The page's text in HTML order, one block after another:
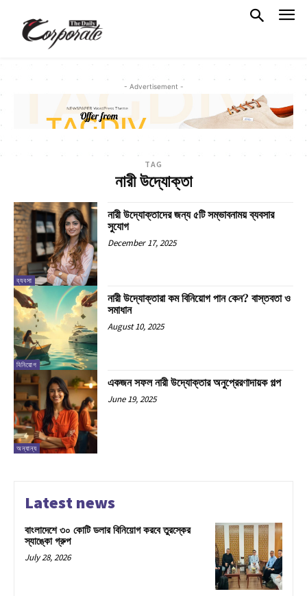
- Advertisement -
TAG
নারী উদ্যোক্তা
ব্যবসা
নারী উদ্যোক্তাদের জন্য ৫টি সম্ভাবনাময় ব্যবসার
সুযোগ
December 17, 2025
বিনিয়োগ
নারী উদ্যোক্তারা কম বিনিয়োগ পান কেন? বাস্তবতা ও
সমাধান
August 10, 2025
অন্যান্য
একজন সফল নারী উদ্যোক্তার অনুপ্রেরণাদায়ক গল্প
June 19, 2025
Latest news
বাংলাদেশে ৩০ কোটি ডলার বিনিয়োগ করবে তুরস্কের
স্যাঙ্কো গ্রুপ
July 28, 2026